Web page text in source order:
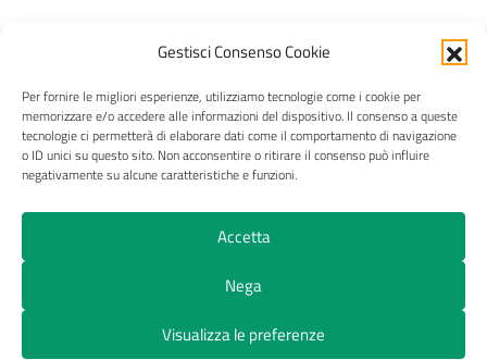
Gestisci Consenso Cookie
Per fornire le migliori esperienze, utilizziamo tecnologie come i cookie per
memorizzare e/o accedere alle informazioni del dispositivo. Il consenso a queste
tecnologie ci permetterà di elaborare dati come il comportamento di navigazione
o ID unici su questo sito. Non acconsentire o ritirare il consenso può influire
negativamente su alcune caratteristiche e funzioni.
Accetta
Nega
Visualizza le preferenze
CRAL Ateneo Pavia APS
Privacy Trasparenza Pagamenti e fatture
Cookie Policy (UE)
© 2026 CRAL Ateneo Pavia APS